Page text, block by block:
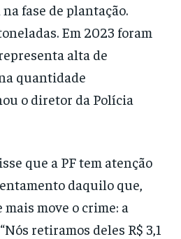
fase de plantação.
Em 2023 foram
alta de
quantidade
o diretor da Polícia
que a PF tem atenção
daquilo que,
mais move o crime: a
retiramos deles R$ 3,1